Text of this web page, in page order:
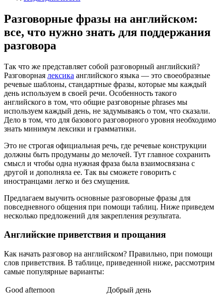
Разговорные фразы на английском:
все, что нужно знать для поддержания
разговора
Так что же представляет собой разговорный английский?
Разговорная лексика английского языка — это своеобразные
речевые шаблоны, стандартные фразы, которые мы каждый
день используем в своей речи. Особенность такого
английского в том, что общие разговорные phrases мы
используем каждый день, не задумываясь о том, что сказали.
Дело в том, что для базового разговорного уровня необходимо
знать минимум лексики и грамматики.
Это не строгая официальная речь, где речевые конструкции
должны быть продуманы до мелочей. Тут главное сохранить
смысл и чтобы одна нужная фраза была взаимосвязана с
другой и дополняла ее. Так вы сможете говорить с
иностранцами легко и без смущения.
Предлагаем выучить основные разговорные фразы для
повседневного общения при помощи таблиц. Ниже приведем
несколько предложений для закрепления результата.
Английские приветствия и прощания
Как начать разговор на английском? Правильно, при помощи
слов приветствия. В таблице, приведенной ниже, рассмотрим
самые популярные варианты:
Good afternoon
Добрый день